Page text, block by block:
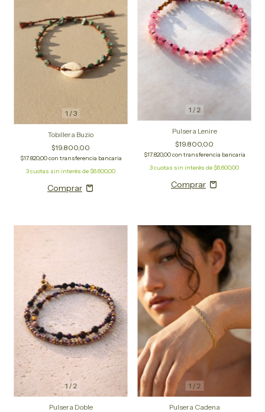
1 /3
Tobillera Buzio
$19.800,00
$17.820,00con transferencia bancaria
3cuotas sin interés de $6.600,00
1 /2
Pulsera Lenire
$19.800,00
$17.820,00con transferencia bancaria
3cuotas sin interés de $6.600,00
1 /2
Pulsera Doble
1 / 2
Pulsera Cadena